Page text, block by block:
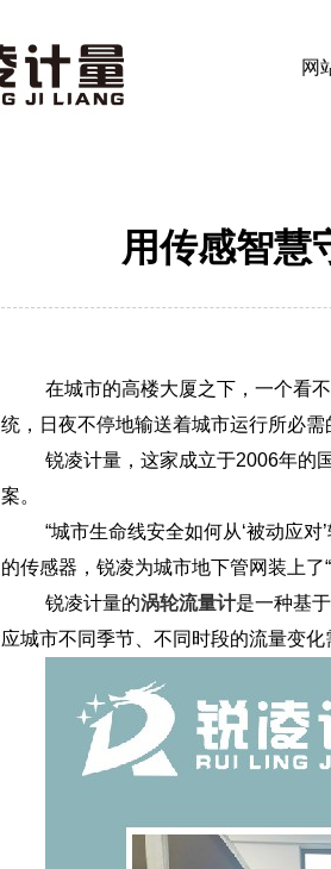
网
用传感智慧
在城市的高楼大厦之下，一个看
统，日夜不停地输送着城市运行所必
锐凌计量，这家成立于2006年的
案。
“城市生命线安全如何从‘被动应
的传感器，锐凌为城市地下管网装上了
锐凌计量的涡轮流量计是一种基
应城市不同季节、不同时段的流量变化